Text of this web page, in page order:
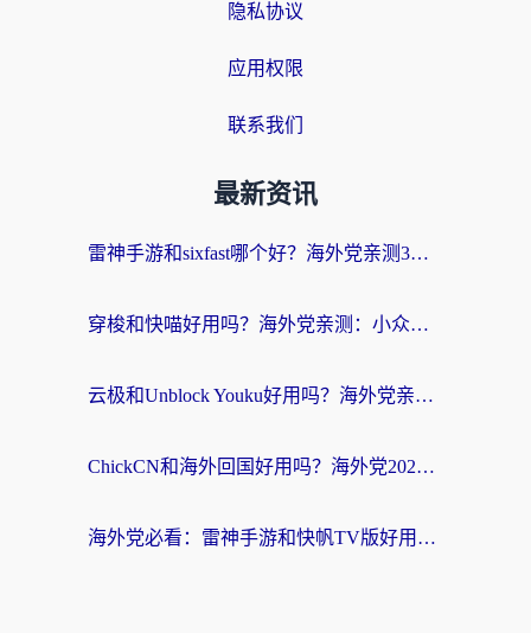
隐私协议
应用权限
联系我们
最新资讯
雷神手游和sixfast哪个好？海外党亲测3款回国加速器，教你选对不踩坑
穿梭和快喵好用吗？海外党亲测：小众加速器对比+番茄加速器深度体验
云极和Unblock Youku好用吗？海外党亲测+2026回国加速器避坑指南
ChickCN和海外回国好用吗？海外党2026亲测：从手游到影音，选对加速器的3个关键
海外党必看：雷神手游和快帆TV版好用吗？3步选对回国加速器不踩坑